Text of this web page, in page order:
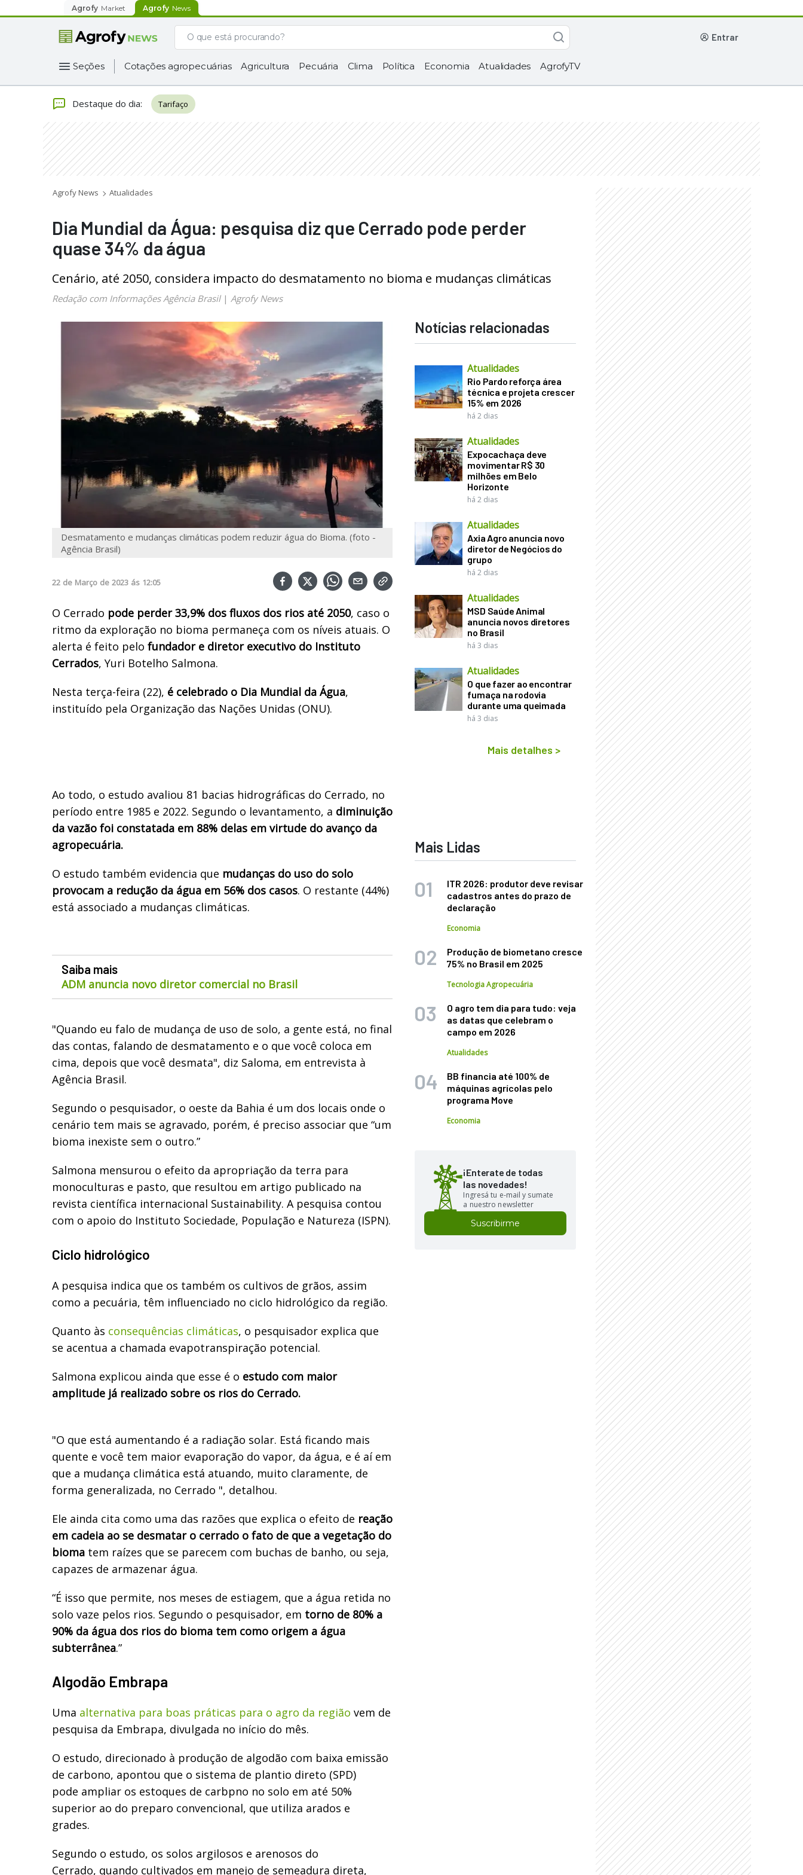
Agrofy Market Agrofy News
entrar
Seções Cotações agropecuárias Agricultura Pecuária Clima Política Economia Atualidades AgrofyTV
Destaque do dia: Tarifaço
Agrofy News Atualidades
Dia Mundial da Água: pesquisa diz que Cerrado pode perder
quase 34% da água
Cenário, até 2050, considera impacto do desmatamento no bioma e mudanças climáticas
Redação com Informações Agência Brasil| Agrofy News
Desmatamento e mudanças climáticas podem reduzir água do Bioma. (foto -
Agência Brasil)
22 de Março de 2023 ás 12:05
O Cerrado pode perder 33,9% dos fluxos dos rios até 2050, caso o
ritmo da exploração no bioma permaneça com os níveis atuais. O
alerta é feito pelo fundador e diretor executivo do Instituto
Cerrados, Yuri Botelho Salmona.
Nesta terça-feira (22), é celebrado o Dia Mundial da Água,
instituído pela Organização das Nações Unidas (ONU).
Ao todo, o estudo avaliou 81 bacias hidrográficas do Cerrado, no
período entre 1985 e 2022. Segundo o levantamento, a diminuição
da vazão foi constatada em 88% delas em virtude do avanço da
agropecuária.
O estudo também evidencia que mudanças do uso do solo
provocam a redução da água em 56% dos casos. O restante (44%)
está associado a mudanças climáticas.
Saiba mais
ADM anuncia novo diretor comercial no Brasil
"Quando eu falo de mudança de uso de solo, a gente está, no final
das contas, falando de desmatamento e o que você coloca em
cima, depois que você desmata", diz Saloma, em entrevista à
Agência Brasil.
Segundo o pesquisador, o oeste da Bahia é um dos locais onde o
cenário tem mais se agravado, porém, é preciso associar que “um
bioma inexiste sem o outro.”
Salmona mensurou o efeito da apropriação da terra para
monoculturas e pasto, que resultou em artigo publicado na
revista científica internacional Sustainability. A pesquisa contou
com o apoio do Instituto Sociedade, População e Natureza (ISPN).
Ciclo hidrológico
A pesquisa indica que os também os cultivos de grãos, assim
como a pecuária, têm influenciado no ciclo hidrológico da região.
Quanto às consequências climáticas, o pesquisador explica que
se acentua a chamada evapotranspiração potencial.
Salmona explicou ainda que esse é o estudo com maior
amplitude já realizado sobre os rios do Cerrado.
"O que está aumentando é a radiação solar. Está ficando mais
quente e você tem maior evaporação do vapor, da água, e é aí em
que a mudança climática está atuando, muito claramente, de
forma generalizada, no Cerrado ", detalhou.
Ele ainda cita como uma das razões que explica o efeito de reação
em cadeia ao se desmatar o cerrado o fato de que a vegetação do
bioma tem raízes que se parecem com buchas de banho, ou seja,
capazes de armazenar água.
“É isso que permite, nos meses de estiagem, que a água retida no
solo vaze pelos rios. Segundo o pesquisador, em torno de 80% a
90% da água dos rios do bioma tem como origem a água
subterrânea.”
Algodão Embrapa
Uma alternativa para boas práticas para o agro da região vem de
pesquisa da Embrapa, divulgada no início do mês.
O estudo, direcionado à produção de algodão com baixa emissão
de carbono, apontou que o sistema de plantio direto (SPD)
pode ampliar os estoques de carbpno no solo em até 50%
superior ao do preparo convencional, que utiliza arados e
grades.
Segundo o estudo, os solos argilosos e arenosos do
Cerrado, quando cultivados em manejo de semeadura direta,
Notícias relacionadas
Atualidades
Rio Pardo reforça área
técnica e projeta crescer
15% em 2026
há 2 dias
Atualidades
Expocachaça deve
movimentar R$ 30
milhões em Belo
Horizonte
há 2 dias
Atualidades
Axia Agro anuncia novo
diretor de Negócios do
grupo
há 2 dias
Atualidades
MSD Saúde Animal
anuncia novos diretores
no Brasil
há 3 dias
Atualidades
O que fazer ao encontrar
fumaça na rodovia
durante uma queimada
há 3 dias
Mais detalhes >
Mais Lidas
ITR 2026: produtor deve revisar
cadastros antes do prazo de
declaração
Economia
Produção de biometano cresce
75% no Brasil em 2025
Tecnologia Agropecuária
O agro tem dia para tudo: veja
as datas que celebram o
campo em 2026
Atualidades
BB financia até 100% de
máquinas agrícolas pelo
programa Move
Economia
¡Enterate de todas
las novedades!
Ingresá tu e-mail y sumate
a nuestro newsletter
Suscribirme